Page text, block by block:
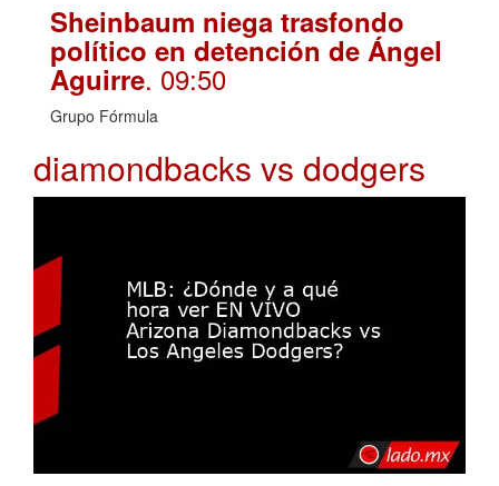
Sheinbaum niega trasfondo
político en detención de Ángel
Aguirre. 09:50
Grupo Fórmula
diamondbacks vs dodgers